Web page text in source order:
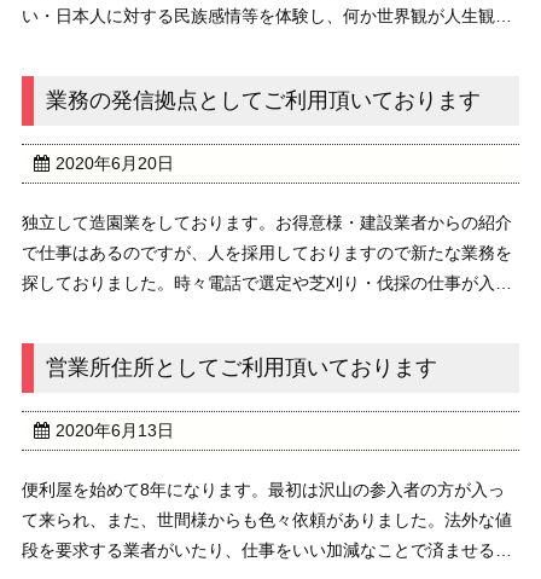
い・日本人に対する民族感情等を体験し、何か世界観が人生観が
てプロとして発信し続けております。一年の大半を...
業務の発信拠点としてご利用頂いております
2020年6月20日
独立して造園業をしております。お得意様・建設業者からの紹介
で仕事はあるのですが、人を採用しておりますので新たな業務を
探しておりました。時々電話で選定や芝刈り・伐採の仕事が入る
文の多い大阪市内の住所から 剪定・芝刈り・伐採 ...
営業所住所としてご利用頂いております
2020年6月13日
便利屋を始めて8年になります。最初は沢山の参入者の方が入っ
て来られ、また、世間様からも色々依頼がありました。法外な値
段を要求する業者がいたり、仕事をいい加減なことで済ませる業